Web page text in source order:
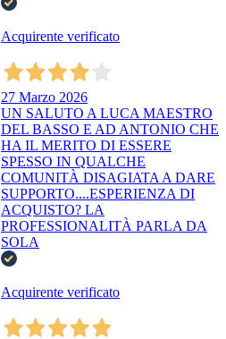
Acquirente verificato
27 Marzo 2026
UN SALUTO A LUCA MAESTRO
DEL BASSO E AD ANTONIO CHE
HA IL MERITO DI ESSERE
SPESSO IN QUALCHE
COMUNITÀ DISAGIATA A DARE
SUPPORTO....ESPERIENZA DI
ACQUISTO? LA
PROFESSIONALITÀ PARLA DA
SOLA
Acquirente verificato